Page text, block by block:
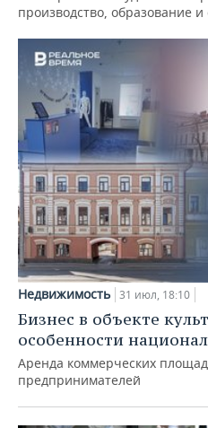
производство, образование
Недвижимость 31 июл, 18:10
Бизнес в объекте
особенности
Аренда коммерческих
предпринимателей